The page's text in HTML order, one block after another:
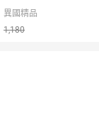
異國精品
1,180